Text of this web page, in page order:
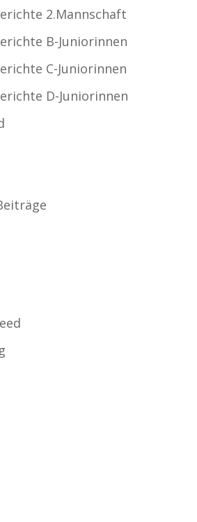
2.Mannschaft
B-Juniorinnen
C-Juniorinnen
D-Juniorinnen